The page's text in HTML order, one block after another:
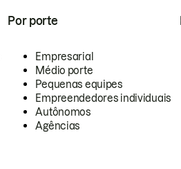
Por porte
Empresarial
Médio porte
Pequenas equipes
Empreendedores individuais
Autônomos
Agências